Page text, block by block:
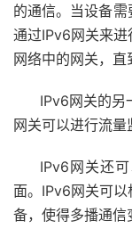
的通信。当设备
通过IPv6网关来
网络中的网关，直
IPv6网关的另
网关可以进行流量
IPv6网关还
面。IPv6网关可
备，使得多播通信